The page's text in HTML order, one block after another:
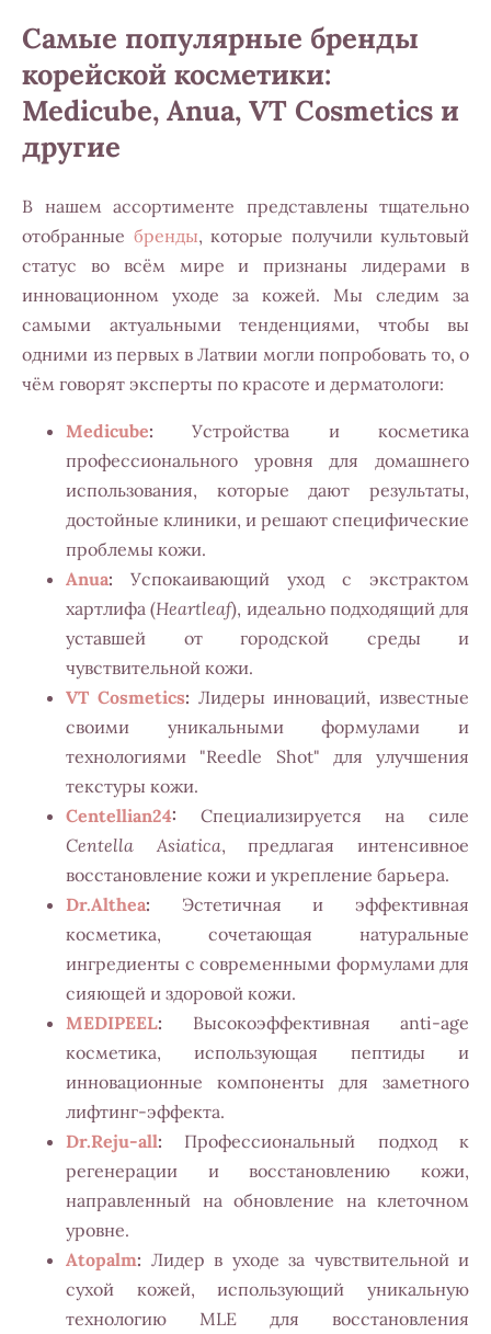
Самые популярные бренды
корейской косметики:
Medicube, Anua, VT Cosmetics и
другие
В нашем ассортименте представлены тщательно
отобранные бренды, которые получили культовый
статус во всём мире и признаны лидерами в
инновационном уходе за кожей. Мы следим за
самыми актуальными тенденциями, чтобы вы
одними из первых в Латвии могли попробовать то, о
чём говорят эксперты по красоте и дерматологи:
Medicube: Устройства и косметика
профессионального уровня для домашнего
использования, которые дают результаты,
достойные клиники, и решают специфические
проблемы кожи.
Anua: Успокаивающий уход с экстрактом
хартлифа (Heartleaf), идеально подходящий для
уставшей от городской среды и
чувствительной кожи.
VT Cosmetics: Лидеры инноваций, известные
своими уникальными формулами и
технологиями "Reedle Shot" для улучшения
текстуры кожи.
Centellian24: Специализируется на силе
Centella Asiatica, предлагая интенсивное
восстановление кожи и укрепление барьера.
Dr.Althea: Эстетичная и эффективная
косметика, сочетающая натуральные
ингредиенты с современными формулами для
сияющей и здоровой кожи.
MEDIPEEL: Высокоэффективная anti-age
косметика, использующая пептиды и
инновационные компоненты для заметного
лифтинг-эффекта.
Dr.Reju-all: Профессиональный подход к
регенерации и восстановлению кожи,
направленный на обновление на клеточном
уровне.
Atopalm: Лидер в уходе за чувствительной и
сухой кожей, использующий уникальную
технологию MLE для восстановления